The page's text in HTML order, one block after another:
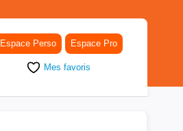
Espace Perso Espace Pro
Mes favoris